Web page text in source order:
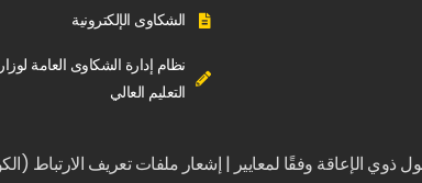
الشكاوى الإلكترونية
نظام إدارة الشكاوى العامة
التعليم العالي
الإعاقة وفقًا لمعايير | إشعار ملفات تعريف الارتباط